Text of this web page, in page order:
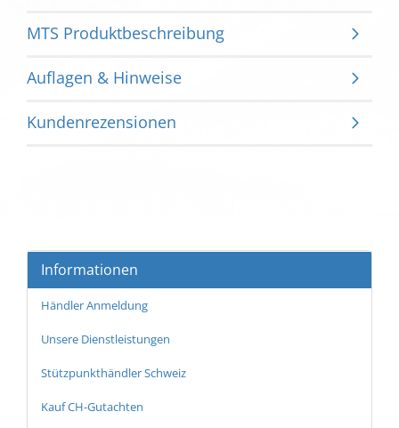
MTS Produktbeschreibung
Auflagen & Hinweise
Kundenrezensionen
Informationen
Händler Anmeldung
Unsere Dienstleistungen
Stützpunkthändler Schweiz
Kauf CH-Gutachten